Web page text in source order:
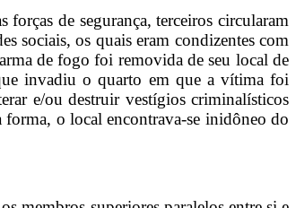
forças de segurança, terceiros circularam
sociais, os quais eram condizentes com
de fogo foi removida de seu local de
invadiu o quarto em que a vítima foi
e/ou destruir vestígios criminalísticos
o local encontrava-se inidôneo do